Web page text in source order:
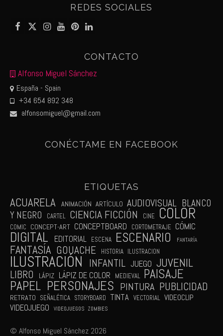
REDES SOCIALES
CONTACTO
Alfonso Miguel Sánchez
España - Spain
+34 654 892 348
alfonsomiguel@gmail.com
CONÉCTAME EN FACEBOOK
ETIQUETAS
ACUARELA ANIMACIÓN ARTÍCULO AUDIOVISUAL BLANCO
Y NEGRO
CARTEL CIENCIA FICCIÓN CINE COLOR
COMIC CONCEPT-ART CONCEPTBOARD CORTOMETRAJE CÓMIC
DIGITAL EDITORIAL ESCENA ESCENARIO FANTARÍA
FANTASÍA GOUACHE HISTORIA ILUSTRACION
ILUSTRACIÓN INFANTIL JUEGO JUVENIL
LIBRO LÁPIZ LÁPIZ DE COLOR MEDIEVAL PAISAJE
PAPEL PERSONAJES PINTURA PUBLICIDAD
RETRATO SEÑALÉTICA STORYBOARD TINTA VECTORIAL VIDEOCLIP
VIDEOJUEGO VIDEOJUEGOS ZOMBIES
© Alfonso Miguel Sánchez 2026